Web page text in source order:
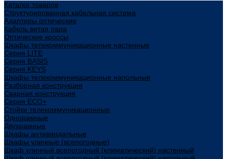
Каталог товаров
Структурированная кабельная система
Адаптеры оптические
Кабель витая пара
Оптические кроссы
Шкафы телекоммуникационные настенные
Cерия LITE
Cерия BASIS
Cерия KEYS
Шкафы телекоммуникационные напольные
Разборная конструкция
Сварная конструкция
Серия ECO+
Стойки телекоммуникационные
Однорамные
Двухрамные
Шкафы антивандальные
Шкафы уличные (всепогодные)
Шкаф уличный всепогодный (климатический) настенный